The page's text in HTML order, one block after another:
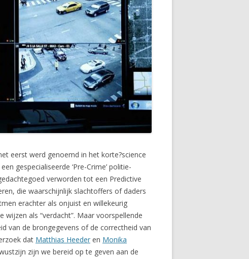
eerst werd genoemd in het korte?science
gespecialiseerde ‘Pre-Crime’ politie-
verworden tot een Predictive
die waarschijnlijk slachtoffers of daders
erachter als onjuist en willekeurig
als “verdacht”. Maar voorspellende
van de brongegevens of de correctheid van
dat Matthias Heeder en Monika
zijn we bereid op te geven aan de